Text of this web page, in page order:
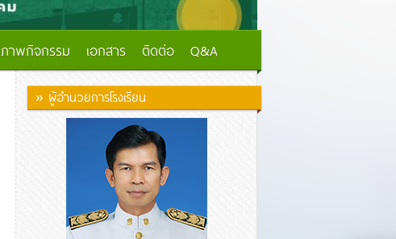
ภาพกิจกรรม เอกสาร ติดต่อ Q&A
» ผู้อำนวยการโรงเรียน